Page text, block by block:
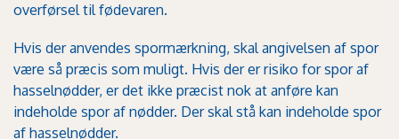
overførsel til fødevaren.
Hvis der anvendes spormærkning, skal angivelsen af spor
være så præcis som muligt. Hvis der er risiko for spor af
hasselnødder, er det ikke præcist nok at anføre kan
indeholde spor af nødder. Der skal stå kan indeholde spor
af hasselnødder.